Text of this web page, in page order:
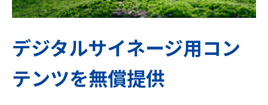
デジタルサイネージ用コン
テンツを無償提供